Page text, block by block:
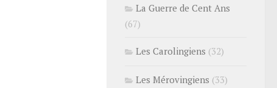
La Guerre de Cent Ans
(67)
Les Carolingiens (32)
Les Mérovingiens (33)